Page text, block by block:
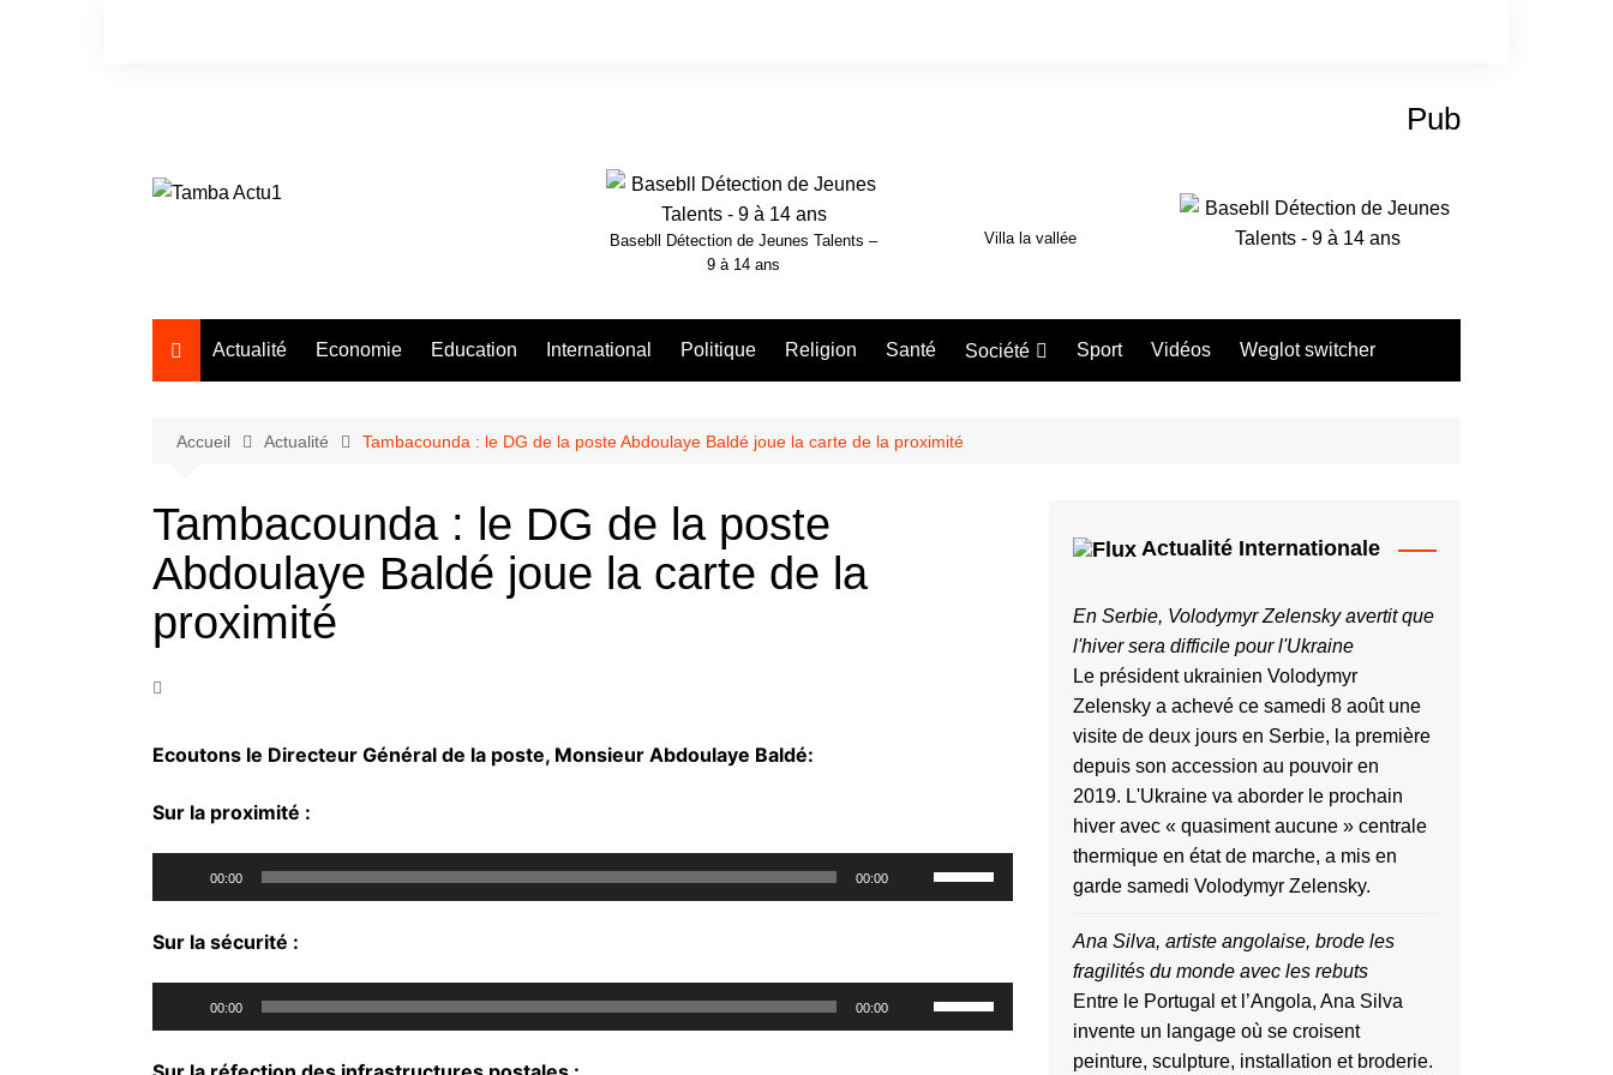
Pub
Basebll Détection de Jeunes Talents –
9 à 14 ans
Villa la vallée
Actualité Economie Education International Politique Religion Santé Société Sport Vidéos Weglot switcher
Accueil Actualité Tambacounda : le DG de la poste Abdoulaye Baldé joue la carte de la proximité
Tambacounda : le DG de la poste
Abdoulaye Baldé joue la carte de la
proximité
Ecoutons le Directeur Général de la poste, Monsieur Abdoulaye Baldé:
Sur la proximité :
audio
00:00 00:00
les
pour
augmenter
Sur la sécurité :
audio
00:00 00:00
les
Actualité Internationale
En Serbie, Volodymyr Zelensky avertit que
l'hiver sera difficile pour l'Ukraine
Le président ukrainien Volodymyr
Zelensky a achevé ce samedi 8 août une
visite de deux jours en Serbie, la première
depuis ​son accession au pouvoir ‌en
2019. L'Ukraine va aborder le prochain
hiver avec « quasiment aucune » centrale
thermique en état de marche, a mis en
garde samedi Volodymyr Zelensky.
Ana Silva, artiste angolaise, brode les
fragilités du monde avec les rebuts
Entre le Portugal et l’Angola, Ana Silva
invente un langage où se croisent
peinture, sculpture, installation et broderie.